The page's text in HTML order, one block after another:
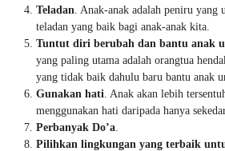
Teladan . Anak-anak adalah peniru
teladan yang baik bagi anak-anak kita.
Tuntut diri berubah dan bantu anak
yang paling utama adalah orangtua
yang tidak baik dahulu baru bantu anak
Gunakan hati . Anak akan lebih
menggunakan hati daripada hanya
Perbanyak Do’a
Pilihkan lingkungan yang terbaik